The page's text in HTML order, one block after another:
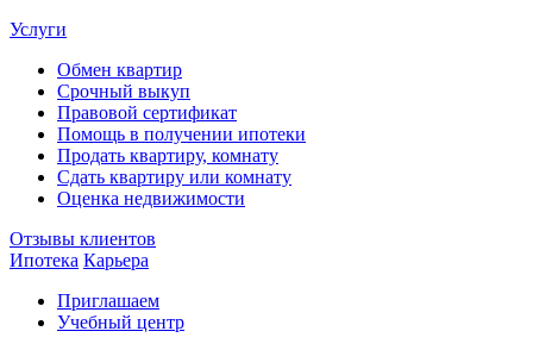
Услуги
Обмен квартир
Срочный выкуп
Правовой сертификат
Помощь в получении ипотеки
Продать квартиру, комнату
Сдать квартиру или комнату
Оценка недвижимости
Отзывы клиентов
Ипотека Карьера
Приглашаем
Учебный центр